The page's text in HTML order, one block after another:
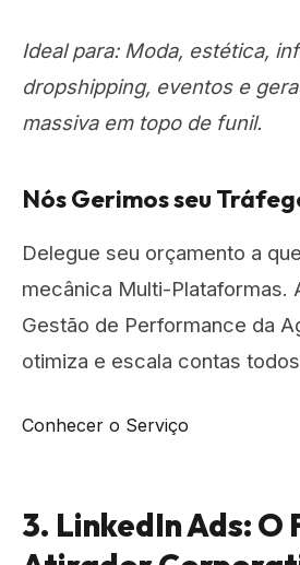
Ideal para: Moda, estética,
dropshipping, eventos e
massiva em topo de funil.
Nós Gerimos seu
Delegue seu orçamento a
mecânica Multi-Plataformas.
Gestão de Performance da
otimiza e escala contas
Conhecer o Serviço
3. LinkedIn Ads: O